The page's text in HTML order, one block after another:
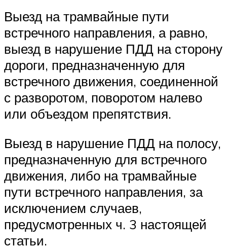
Выезд на трамвайные пути
встречного направления, а равно,
выезд в нарушение ПДД на сторону
дороги, предназначенную для
встречного движения, соединенной
с разворотом, поворотом налево
или объездом препятствия.
Выезд в нарушение ПДД на полосу,
предназначенную для встречного
движения, либо на трамвайные
пути встречного направления, за
исключением случаев,
предусмотренных ч. 3 настоящей
статьи.